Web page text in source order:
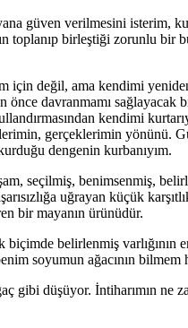
güven verilmesini isterim,
toplanıp birleştiği zorunlu bir
için değil, ama kendimi
önce davranmamı
kendimi
gerçeklerimin yönünü.
dengenin kurbanıyım.
seçilmiş, benimsenmiş,
uğrayan küçük
bir mayanın ürünüdür.
belirlenmiş
soyumun ağacının
gibi düşüyor. İntiharımın ne